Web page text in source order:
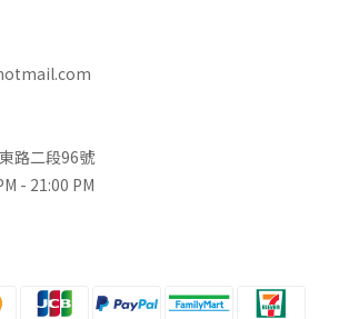
路二段96號
- 21:00 PM